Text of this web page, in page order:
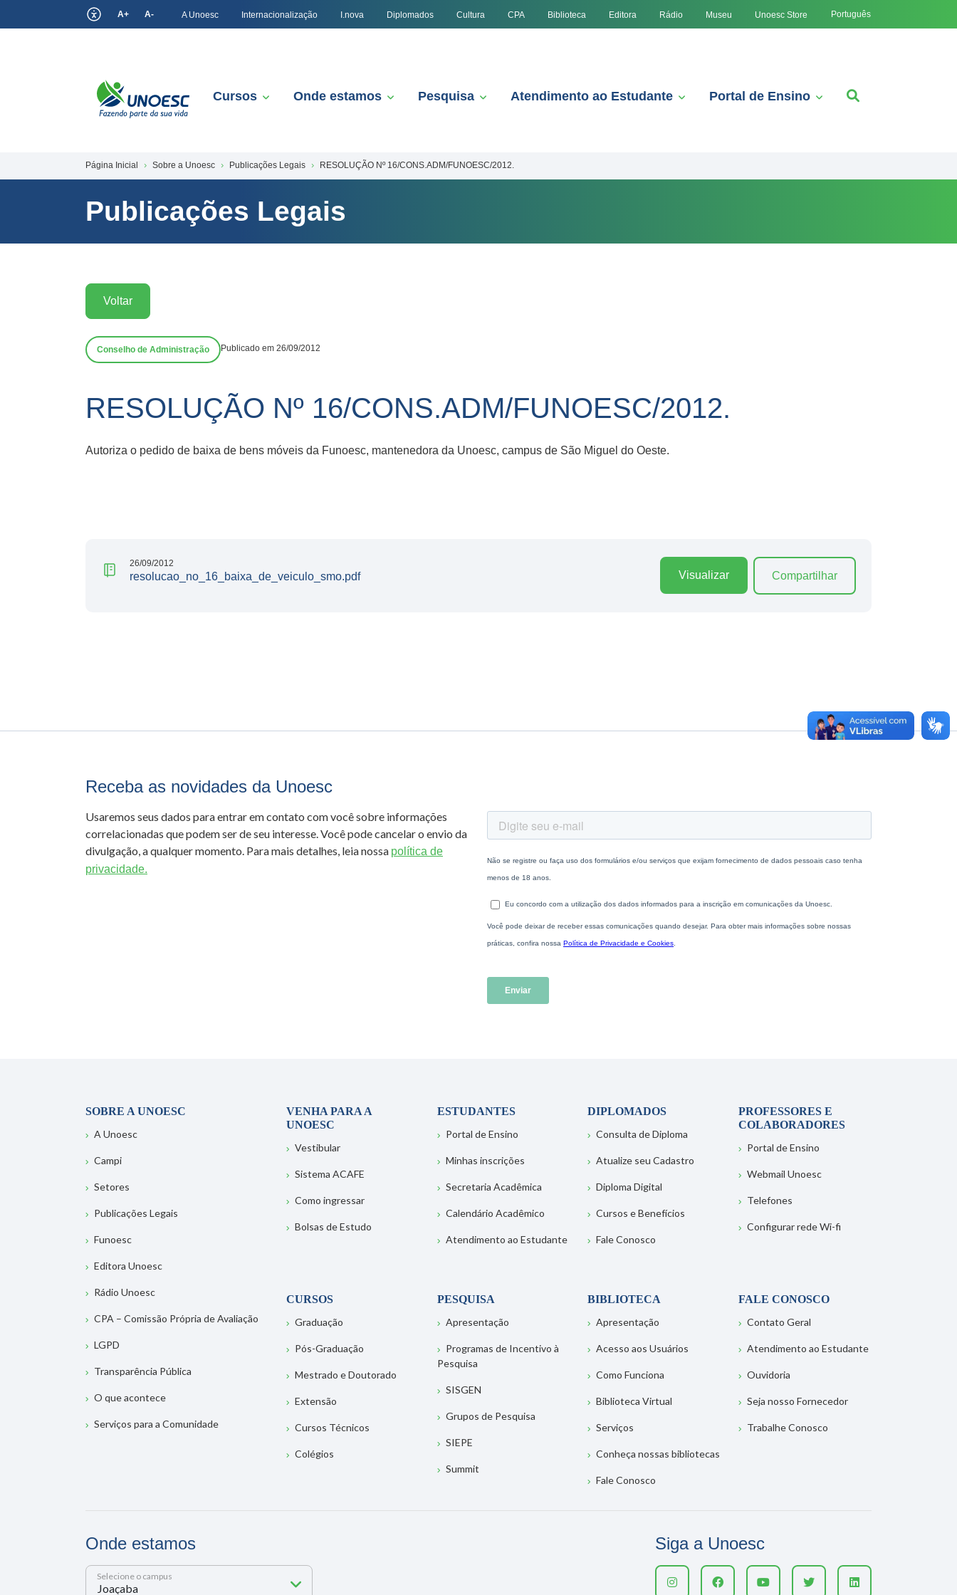
A+ A- A Unoesc Internacionalização I.nova Diplomados Cultura CPA Biblioteca Editora Rádio Museu Unoesc Store Português
Cursos Onde estamos Pesquisa Atendimento ao Estudante Portal de Ensino
Página Inicial Sobre a Unoesc Publicações Legais RESOLUÇÃO Nº 16/CONS.ADM/FUNOESC/2012.
Publicações Legais
Voltar
Conselho de Administração Publicado em 26/09/2012
RESOLUÇÃO Nº 16/CONS.ADM/FUNOESC/2012.
Autoriza o pedido de baixa de bens móveis da Funoesc, mantenedora da Unoesc, campus de São Miguel do Oeste.
26/09/2012
resolucao_no_16_baixa_de_veiculo_smo.pdf Visualizar Compartilhar
Receba as novidades da Unoesc
Usaremos seus dados para entrar em contato com você sobre informações
correlacionadas que podem ser de seu interesse. Você pode cancelar o envio da
divulgação, a qualquer momento. Para mais detalhes, leia nossa política de
privacidade.
SOBRE A UNOESC
A Unoesc
Campi
Setores
Publicações Legais
Funoesc
Editora Unoesc
Rádio Unoesc
CPA – Comissão Própria de Avaliação
LGPD
Transparência Pública
O que acontece
Serviços para a Comunidade
VENHA PARA A
UNOESC
Vestibular
Sistema ACAFE
Como ingressar
Bolsas de Estudo
ESTUDANTES
Portal de Ensino
Minhas inscrições
Secretaria Acadêmica
Calendário Acadêmico
Atendimento ao Estudante
DIPLOMADOS
Consulta de Diploma
Atualize seu Cadastro
Diploma Digital
Cursos e Benefícios
Fale Conosco
PROFESSORES E
COLABORADORES
Portal de Ensino
Webmail Unoesc
Telefones
Configurar rede Wi-fi
CURSOS
Graduação
Pós-Graduação
Mestrado e Doutorado
Extensão
Cursos Técnicos
Colégios
PESQUISA
Apresentação
Programas de Incentivo à
Pesquisa
SISGEN
Grupos de Pesquisa
SIEPE
Summit
BIBLIOTECA
Apresentação
Acesso aos Usuários
Como Funciona
Biblioteca Virtual
Serviços
Conheça nossas bibliotecas
Fale Conosco
FALE CONOSCO
Contato Geral
Atendimento ao Estudante
Ouvidoria
Seja nosso Fornecedor
Trabalhe Conosco
Onde estamos
Selecione o campus
Siga a Unoesc